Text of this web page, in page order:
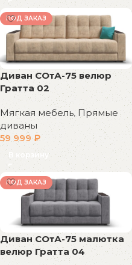
ПОД ЗАКАЗ
Диван СОтА-75 велюр
Гратта 02
Мягкая мебель, Прямые
диваны
59 999₽
В корзину
ПОД ЗАКАЗ
Диван СОтА-75 малютка
велюр Гратта 04